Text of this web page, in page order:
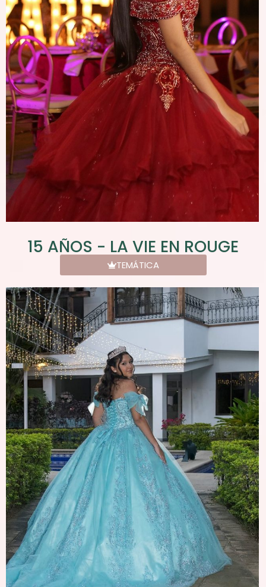
15 AÑOS - LA VIE EN ROUGE
TEMÁTICA